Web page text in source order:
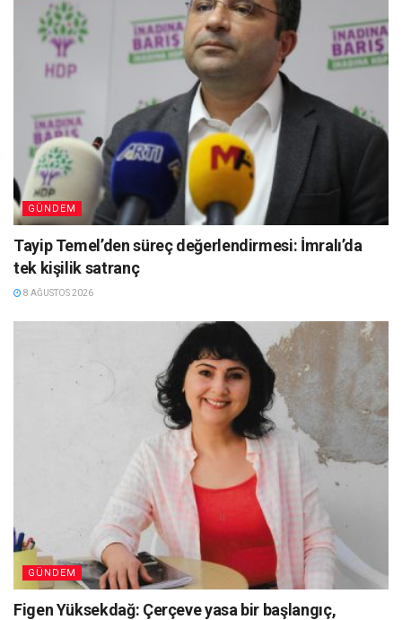
GÜNDEM
Tayip Temel’den süreç değerlendirmesi: İmralı’da
tek kişilik satranç
8 AĞUSTOS 2026
GÜNDEM
Figen Yüksekdağ: Çerçeve yasa bir başlangıç,